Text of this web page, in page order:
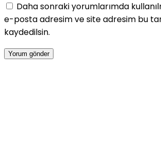
Daha sonraki yorumlarımda
e-posta adresim ve site adresim bu
kaydedilsin.